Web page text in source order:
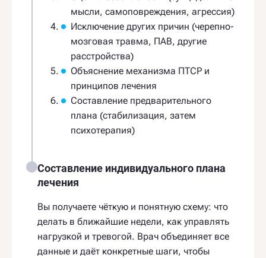
мысли, самоповреждения, агрессия)
Исключение других причин (черепно-
мозговая травма, ПАВ, другие
расстройства)
Объяснение механизма ПТСР и
принципов лечения
Составление предварительного
плана (стабилизация, затем
психотерапия)
Составление индивидуального плана
лечения
Вы получаете чёткую и понятную схему: что
делать в ближайшие недели, как управлять
нагрузкой и тревогой. Врач объединяет все
данные и даёт конкретные шаги, чтобы